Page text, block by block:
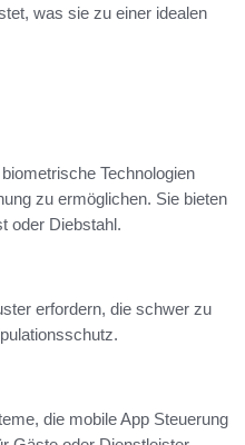
was sie zu einer idealen
Technologien
zu ermöglichen. Sie bieten
oder Diebstahl.
erfordern, die schwer zu
die mobile App Steuerung